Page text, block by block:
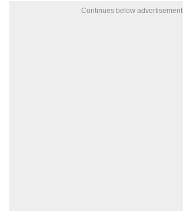
Continues below advertisement